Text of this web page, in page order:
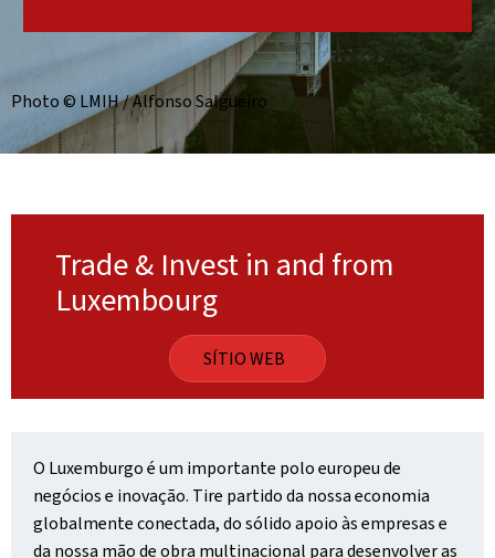
Photo © LMIH / Alfonso Salgueiro
Trade & Invest in and from
Luxembourg
SÍTIO WEB
O Luxemburgo é um importante polo europeu de
negócios e inovação. Tire partido da nossa economia
globalmente conectada, do sólido apoio às empresas e
da nossa mão de obra multinacional para desenvolver as